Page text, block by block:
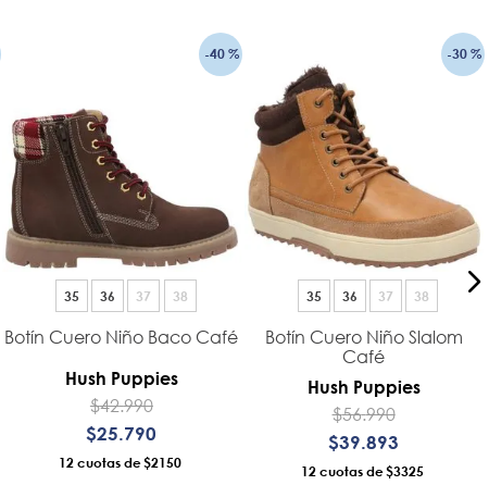
-40 %
35 36 37 38
Botín Cuero Niño Baco Café
Hush Puppies
$42.990
$25.790
12 $2150
-30 %
35 36 37 38
Botín Cuero Niño Slalom
Café
Hush Puppies
$56.990
$39 .893
12 $3325